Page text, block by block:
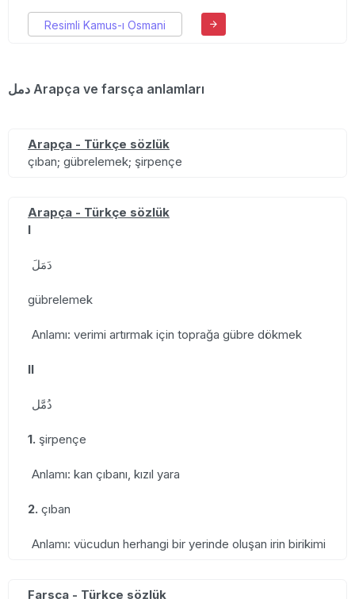
Resimli Kamus-ı Osmani
دمل Arapça ve farsça anlamları
Arapça - Türkçe sözlük
çıban; gübrelemek; şirpençe
Arapça - Türkçe sözlük
I
دَمَلَ
gübrelemek
Anlamı: verimi artırmak için toprağa gübre dökmek
II
دُمَّل
1. şirpençe
Anlamı: kan çıbanı, kızıl yara
2. çıban
Anlamı: vücudun herhangi bir yerinde oluşan irin birikimi
Farsça - Türkçe sözlük